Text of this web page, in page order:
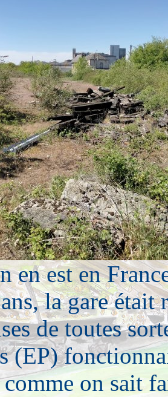
en est en
la gare était
de toutes
(EP)
comme on sait